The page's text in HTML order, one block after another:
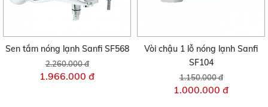
Sen tắm nóng lạnh Sanfi SF568
2.260.000 đ
1.966.000 đ
Vòi chậu 1 lỗ nóng lạnh Sanfi
SF104
1.150.000 đ
1.000.000 đ